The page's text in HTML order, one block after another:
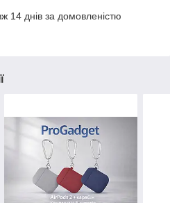
14 днів за домовленістю